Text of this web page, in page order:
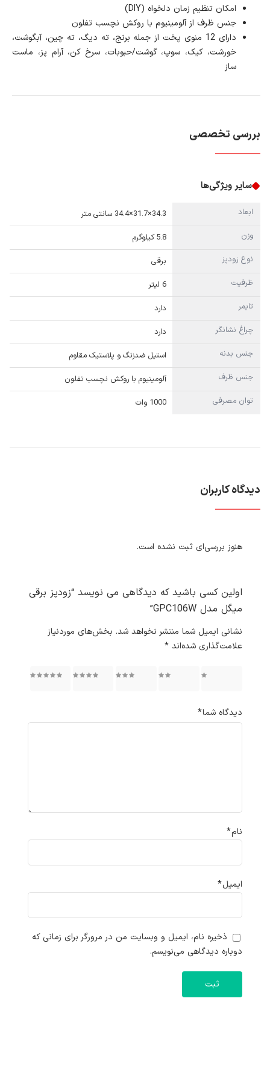
امکان تنظیم زمان دلخواه (DIY)
جنس ظرف از آلومینیوم با روکش نچسب تفلون
دارای 12 منوی پخت از جمله برنج، ته دیگ، ته چین، آبگوشت،
خورشت، کیک، سوپ، گوشت/حبوبات، سرخ کن، آرام پز، ماست
ساز
بررسی تخصصی
سایر ویژگی‌ها
ابعاد
34.3×31.7×34.4 سانتی متر
وزن
5.8 کیلوگرم
نوع زودپز
برقی
ظرفیت
6 لیتر
تایمر
دارد
چراغ نشانگر
دارد
جنس بدنه
استیل ضدزنگ و پلاستیک مقاوم
جنس ظرف
آلومینیوم با روکش نچسب تفلون
توان مصرفی
1000 وات
دیدگاه کاربران
هنوز بررسی‌ای ثبت نشده است.
اولین کسی باشید که دیدگاهی می نویسد “زودپز برقی
میگل مدل GPC106W”
نشانی ایمیل شما منتشر نخواهد شد. بخش‌های موردنیاز
علامت‌گذاری شده‌اند *
۳ از ۵ ۴ از ۵ ۵ از ۵
دیدگاه شما*
نام*
ایمیل*
ذخیره نام، ایمیل و وبسایت من در مرورگر برای زمانی که
دوباره دیدگاهی می‌نویسم.